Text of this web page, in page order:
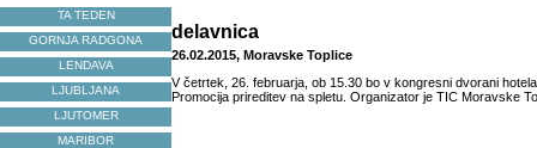
TA TEDEN
GORNJA RADGONA
LENDAVA
LJUBLJANA
LJUTOMER
MARIBOR
delavnica
26.02.2015, Moravske Toplice
V četrtek, 26. februarja, ob 15.30 bo v kongresni dvorani
Promocija prireditev na spletu. Organizator je TIC Moravske